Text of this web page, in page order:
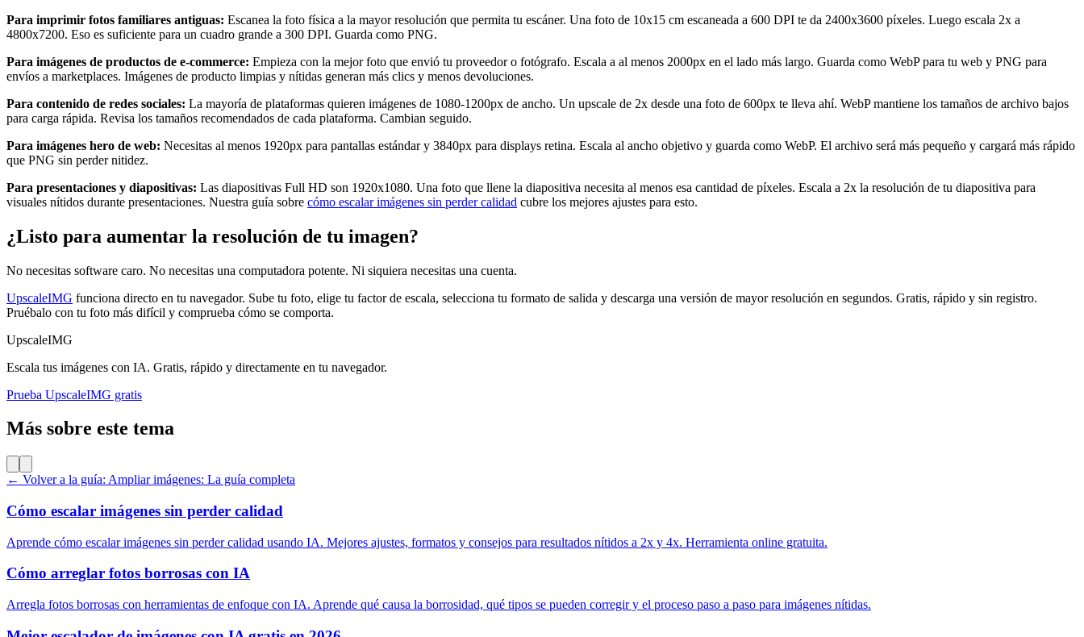
Para imprimir fotos familiares antiguas: Escanea la foto física a la mayor resolución que permita tu escáner. Una foto de 10x15 cm escaneada a 600 DPI te da 2400x3600 píxeles. Luego escala 2x a
4800x7200. Eso es suficiente para un cuadro grande a 300 DPI. Guarda como PNG.
Para imágenes de productos de e-commerce: Empieza con la mejor foto que envió tu proveedor o fotógrafo. Escala a al menos 2000px en el lado más largo. Guarda como WebP para tu web y PNG para
envíos a marketplaces. Imágenes de producto limpias y nítidas generan más clics y menos devoluciones.
Para contenido de redes sociales: La mayoría de plataformas quieren imágenes de 1080-1200px de ancho. Un upscale de 2x desde una foto de 600px te lleva ahí. WebP mantiene los tamaños de archivo bajos
para carga rápida. Revisa los tamaños recomendados de cada plataforma. Cambian seguido.
Para imágenes hero de web: Necesitas al menos 1920px para pantallas estándar y 3840px para displays retina. Escala al ancho objetivo y guarda como WebP. El archivo será más pequeño y cargará más rápido
que PNG sin perder nitidez.
Para presentaciones y diapositivas: Las diapositivas Full HD son 1920x1080. Una foto que llene la diapositiva necesita al menos esa cantidad de píxeles. Escala a 2x la resolución de tu diapositiva para
visuales nítidos durante presentaciones. Nuestra guía sobre cómo escalar imágenes sin perder calidad cubre los mejores ajustes para esto.
¿Listo para aumentar la resolución de tu imagen?
No necesitas software caro. No necesitas una computadora potente. Ni siquiera necesitas una cuenta.
UpscaleIMG funciona directo en tu navegador. Sube tu foto, elige tu factor de escala, selecciona tu formato de salida y descarga una versión de mayor resolución en segundos. Gratis, rápido y sin registro.
Pruébalo con tu foto más difícil y comprueba cómo se comporta.
UpscaleIMG
Escala tus imágenes con IA. Gratis, rápido y directamente en tu navegador.
Prueba UpscaleIMG gratis
Más sobre este tema
← Volver a la guía: Ampliar imágenes: La guía completa
Cómo escalar imágenes sin perder calidad
Aprende cómo escalar imágenes sin perder calidad usando IA. Mejores ajustes, formatos y consejos para resultados nítidos a 2x y 4x. Herramienta online gratuita.
Cómo arreglar fotos borrosas con IA
Arregla fotos borrosas con herramientas de enfoque con IA. Aprende qué causa la borrosidad, qué tipos se pueden corregir y el proceso paso a paso para imágenes nítidas.